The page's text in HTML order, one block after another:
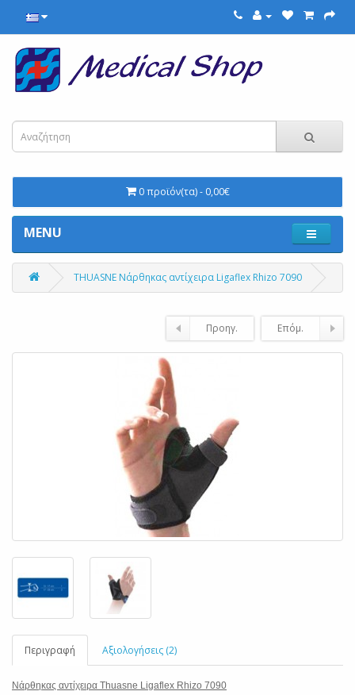
0 προϊόν(τα) - 0,00€
MENU
THUASNE Νάρθηκας αντίχειρα Ligaflex Rhizo 7090
Προηγ. Επόμ.
Περιγραφή Αξιολογήσεις (2)
Νάρθηκας αντίχειρα Thuasne Ligaflex Rhizo 7090